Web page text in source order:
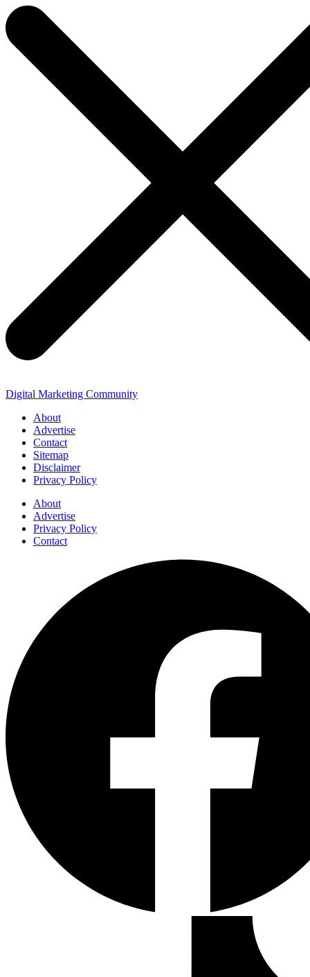
Digital Marketing Community
About
Advertise
Contact
Sitemap
Disclaimer
Privacy Policy
About
Advertise
Privacy Policy
Contact